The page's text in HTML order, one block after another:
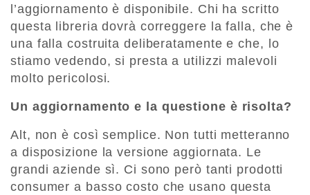
l’aggiornamento è disponibile. Chi ha scritto
questa libreria dovrà correggere la falla, che è
una falla costruita deliberatamente e che, lo
stiamo vedendo, si presta a utilizzi malevoli
molto pericolosi.
Un aggiornamento e la questione è risolta?
Alt, non è così semplice. Non tutti metteranno
a disposizione la versione aggiornata. Le
grandi aziende sì. Ci sono però tanti prodotti
consumer a basso costo che usano questa